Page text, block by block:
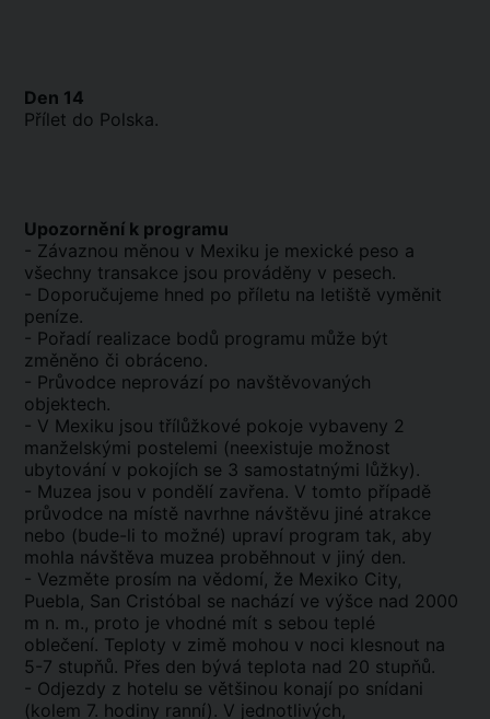
Den 14
Přílet do Polska.
Upozornění k programu
- Závaznou měnou v Mexiku je mexické peso a
všechny transakce jsou prováděny v pesech.
- Doporučujeme hned po příletu na letiště vyměnit
peníze.
- Pořadí realizace bodů programu může být
změněno či obráceno.
- Průvodce neprovází po navštěvovaných
objektech.
- V Mexiku jsou třílůžkové pokoje vybaveny 2
manželskými postelemi (neexistuje možnost
ubytování v pokojích se 3 samostatnými lůžky).
- Muzea jsou v pondělí zavřena. V tomto případě
průvodce na místě navrhne návštěvu jiné atrakce
nebo (bude-li to možné) upraví program tak, aby
mohla návštěva muzea proběhnout v jiný den.
- Vezměte prosím na vědomí, že Mexiko City,
Puebla, San Cristóbal se nachází ve výšce nad 2000
m n. m., proto je vhodné mít s sebou teplé
oblečení. Teploty v zimě mohou v noci klesnout na
5-7 stupňů. Přes den bývá teplota nad 20 stupňů.
- Odjezdy z hotelu se většinou konají po snídani
(kolem 7. hodiny ranní). V jednotlivých,